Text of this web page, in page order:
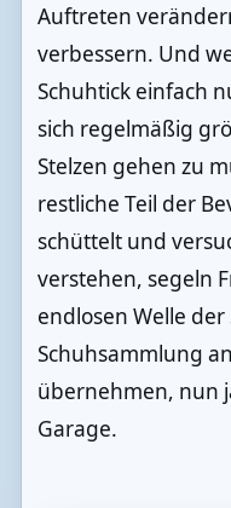
Auftreten
verbessern. Und
Schuhtick einfach
sich regelmäßig
Stelzen gehen zu
restliche Teil der
schüttelt und
verstehen, segeln
endlosen Welle
Schuhsammlung
übernehmen, nun
Garage.